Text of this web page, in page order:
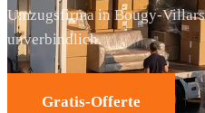
Umzugsfirma in Bougy-
unverbindlich.
Gratis-Offerte